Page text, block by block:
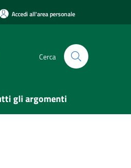
Accedi all'area personale
Cerca
gli argomenti